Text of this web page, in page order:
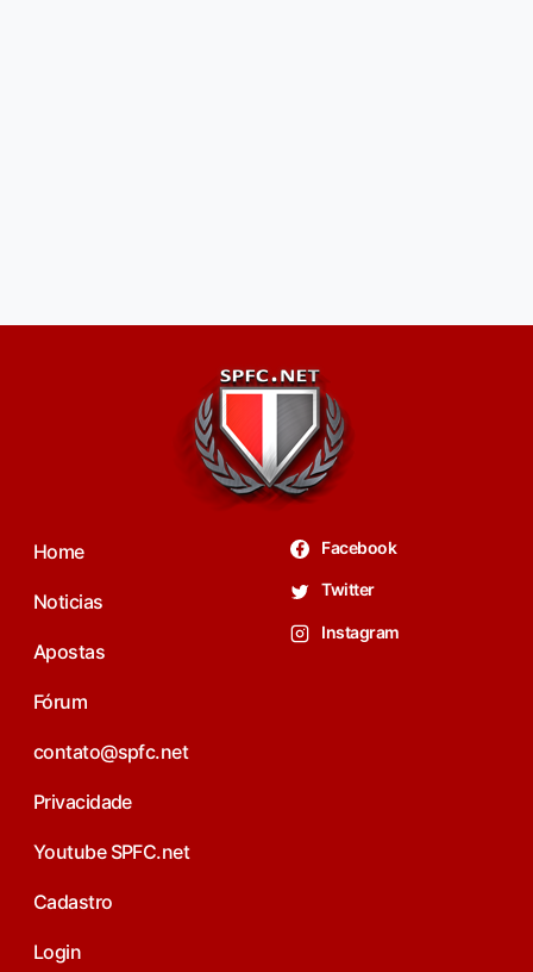
Home
Noticias
Apostas
Fórum
contato@spfc.net
Privacidade
Youtube SPFC.net
Cadastro
Login
Facebook
Twitter
Instagram